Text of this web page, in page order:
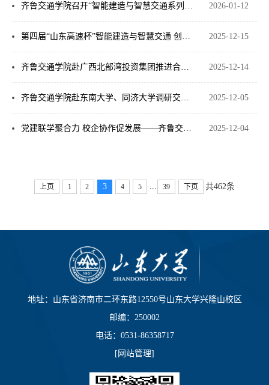
2026-01-12
2025-12-15
2025-12-14
2025-12-05
2025-12-04
上页 1 2 3 4 5 39 下页 共462条
地址：山东省济南市二环东路12550号山东大学兴隆山校区
邮编：250002
电话：0531-86358717
[ 网站管理]